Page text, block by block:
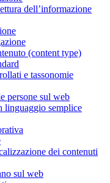
dell’informazione
(content type)
e tassonomie
persone sul web
linguaggio semplice
dei contenuti
sul web